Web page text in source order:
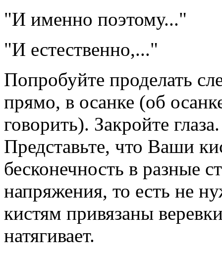
"И именно поэтому..."
"И естественно,..."
Попробуйте проделать
прямо, в осанке (об
говорить). Закройте
Представьте, что Ваши
бесконечность в разные
напряжения, то есть не
кистям привязаны
натягивает.